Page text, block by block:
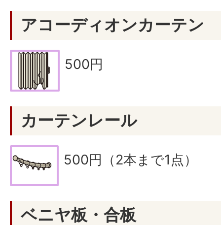
アコーディオンカーテン
500円
カーテンレール
500円（2本まで1点）
ベニヤ板・合板